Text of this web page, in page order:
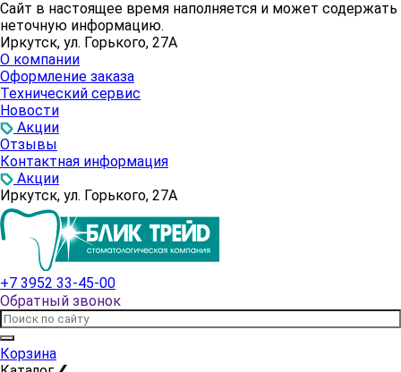
Сайт в настоящее время наполняется и может содержать
неточную информацию.
Иркутск, ул. Горького, 27А
О компании
Оформление заказа
Технический сервис
Новости
Акции
Отзывы
Контактная информация
Акции
Иркутск, ул. Горького, 27А
+7 3952 33-45-00
Обратный звонок
Корзина